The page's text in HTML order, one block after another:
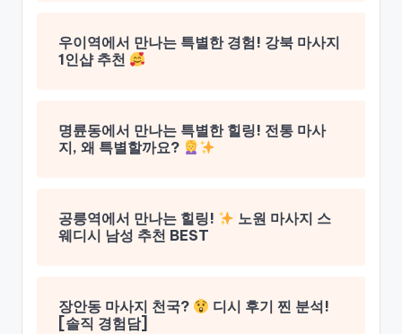
우이역에서 만나는 특별한 경험! 강북 마사지
1인샵 추천
명륜동에서 만나는 특별한 힐링! 전통 마사
지, 왜 특별할까요?
공릉역에서 만나는 힐링!
노원 마사지 스
웨디시 남성 추천 BEST
장안동 마사지 천국?
디시 후기 찐 분석!
[솔직 경험담]